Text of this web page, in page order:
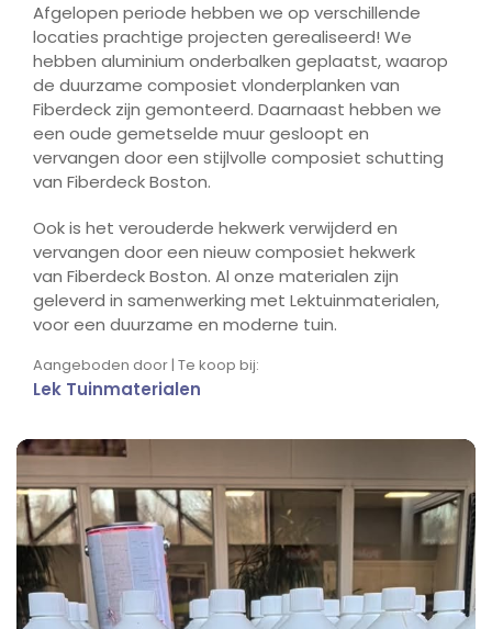
Afgelopen periode hebben we op verschillende
locaties prachtige projecten gerealiseerd! We
hebben aluminium onderbalken geplaatst, waarop
de duurzame composiet vlonderplanken van
Fiberdeck zijn gemonteerd. Daarnaast hebben we
een oude gemetselde muur gesloopt en
vervangen door een stijlvolle composiet schutting
van Fiberdeck Boston.
Ook is het verouderde hekwerk verwijderd en
vervangen door een nieuw composiet hekwerk
van Fiberdeck Boston. Al onze materialen zijn
geleverd in samenwerking met Lektuinmaterialen,
voor een duurzame en moderne tuin.
Aangeboden door | Te koop bij:
Lek Tuinmaterialen